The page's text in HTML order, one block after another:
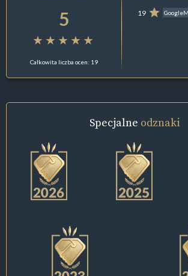
5
Całkowita liczba ocen: 19
19
Specjalne odznaki